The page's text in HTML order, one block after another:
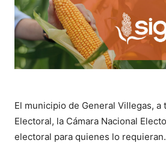
El municipio de General Villegas,
Electoral, la Cámara Nacional
electoral para quienes lo requieran.